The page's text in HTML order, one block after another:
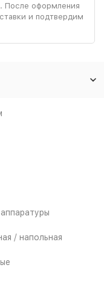
После оформления
и подтвердим
/ напольная